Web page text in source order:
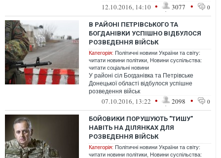
Станиці Луганській та назвав умови, за
12.10.2016, 14:10 • 3077 • 0
В РАЙОНІ ПЕТРІВСЬКОГО ТА
БОГДАНІВКИ УСПІШНО ВІДБУЛОСЯ
РОЗВЕДЕННЯ ВІЙСЬК
Категорія: Політичні новини України та світу:
читати новини політики Новини суспільства:
читати соціальні новини
У районі сіл Богданівка та Петрівське
Донецької області відбулося успішне
розведення військ
07.10.2016, 13:22 • 2098 • 0
БОЙОВИКИ ПОРУШУЮТЬ "ТИШУ"
НАВІТЬ НА ДІЛЯНКАХ ДЛЯ
РОЗВЕДЕННЯ ВІЙСЬК
Категорія: Політичні новини України та світу:
читати новини політики Новини суспільства: